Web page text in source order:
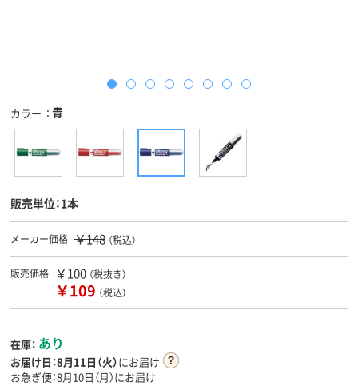
カラー 青
販売単位：1本
メーカー価格 ￥148 （税込）
販売価格 ￥100 （税抜き）
￥109 （税込）
在庫： あり
お届け日：8月11日（火）にお届け
お急ぎ便：8月10日（月）にお届け